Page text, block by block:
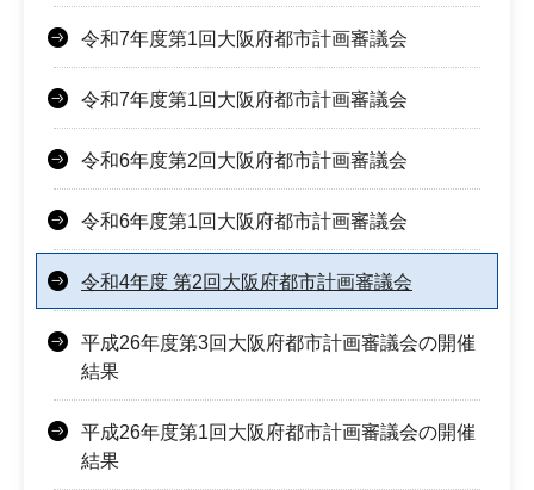
令和7年度第1回大阪府都市計画審議会
令和7年度第1回大阪府都市計画審議会
令和6年度第2回大阪府都市計画審議会
令和6年度第1回大阪府都市計画審議会
令和4年度 第2回大阪府都市計画審議会
平成26年度第3回大阪府都市計画審議会の開催
結果
平成26年度第1回大阪府都市計画審議会の開催
結果